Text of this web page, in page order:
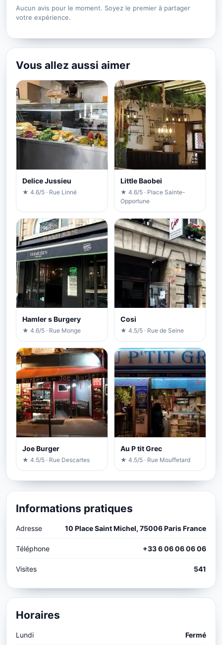
Aucun avis pour le moment. Soyez le premier à partager
votre expérience.
Vous allez aussi aimer
Delice Jussieu
★ 4.6/5 · Rue Linné
Little Baobei
★ 4.6/5 · Place Sainte-
Opportune
Hamler s Burgery
★ 4.6/5 · Rue Monge
Cosi
★ 4.5/5 · Rue de Seine
Joe Burger
★ 4.5/5 · Rue Descartes
Au P tit Grec
★ 4.5/5 · Rue Mouffetard
Informations pratiques
Adresse 10 Place Saint Michel, 75006 Paris France
Téléphone +33 6 06 06 06 06
Visites 541
Horaires
Lundi Fermé